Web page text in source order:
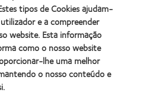
de 6 anos. OVS 2022 Mar
progression on cessation of Dual-Focus
OVS 2021;98:E-abstract 210049.]
of Myopia Progression for the MiSight 1 day
tipos de Cookies ajudam-
e a compreender
website. Esta informação
como o nosso website
lhe uma melhor
o nosso conteúdo e